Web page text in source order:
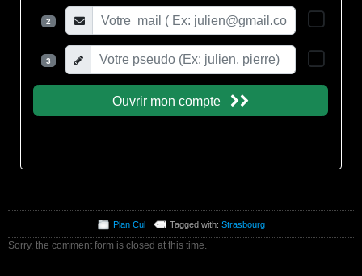
Plan Cul Tagged with:Strasbourg
Sorry, the comment form is closed at this time.